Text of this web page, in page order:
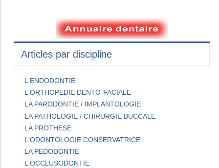
Articles par discipline
L'ENDODONTIE
L'ORTHOPEDIE DENTO-FACIALE
LA PARODONTIE / IMPLANTOLOGIE
LA PATHOLOGIE / CHIRURGIE BUCCALE
LA PROTHESE
L'ODONTOLOGIE CONSERVATRICE
LA PEDODONTIE
L'OCCLUSODONTIE